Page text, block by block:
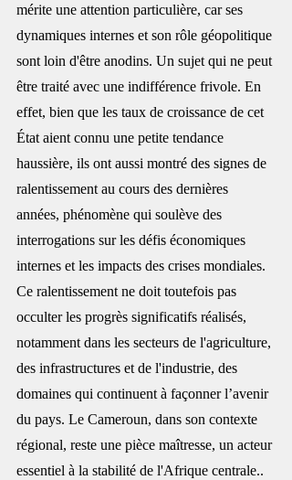
mérite une attention particulière, car ses
dynamiques internes et son rôle géopolitique
sont loin d'être anodins. Un sujet qui ne peut
être traité avec une indifférence frivole. En
effet, bien que les taux de croissance de cet
État aient connu une petite tendance
haussière, ils ont aussi montré des signes de
ralentissement au cours des dernières
années, phénomène qui soulève des
interrogations sur les défis économiques
internes et les impacts des crises mondiales.
Ce ralentissement ne doit toutefois pas
occulter les progrès significatifs réalisés,
notamment dans les secteurs de l'agriculture,
des infrastructures et de l'industrie, des
domaines qui continuent à façonner l’avenir
du pays. Le Cameroun, dans son contexte
régional, reste une pièce maîtresse, un acteur
essentiel à la stabilité de l'Afrique centrale..